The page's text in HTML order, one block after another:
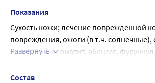
наносят на соски после каждого
Уход за грудными детьми: мазь наносят
смене подгузника (пеленки).
Показания
Сухость кожи; лечение поврежденной
повреждения, ожоги (в т.ч. солнечные),
буллезный дерматит, абсцесс,
послеоперационные раны, плохо
Развернуть
Состав